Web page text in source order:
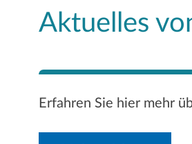
Aktuelles
Erfahren Sie hier mehr